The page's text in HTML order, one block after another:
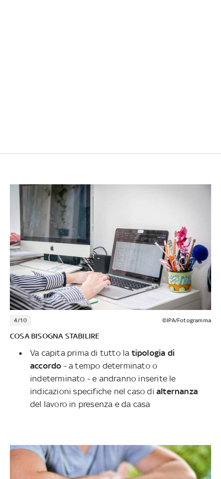
4/10 ©IPA/Fotogramma
COSA BISOGNA STABILIRE
Va capita prima di tutto la tipologia di
accordo - a tempo determinato o
indeterminato - e andranno inserite le
indicazioni specifiche nel caso di alternanza
del lavoro in presenza e da casa